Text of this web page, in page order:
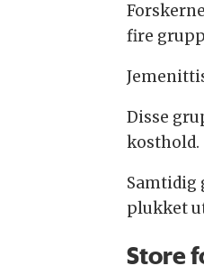
fire
Disse
kosthold.
Samtidig
plukket
Store